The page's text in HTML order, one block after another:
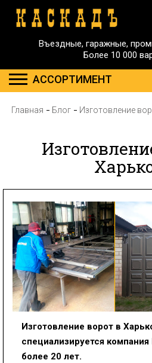
Въездные, гаражные,
Более 10 000
АССОРТИМЕНТ
Главная Блог Изготовление
Изготовление ворот в
специализируется
более 20 лет.